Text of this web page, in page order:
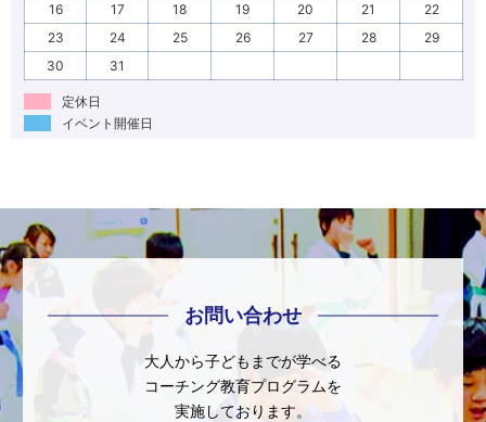
16
17 18 19 20 21
22
23
24 25 26 27 28
29
30
31
定休日
イベント開催日
お問い合わせ
大人から子どもまでが学べる
コーチング教育プログラムを
実施しております。